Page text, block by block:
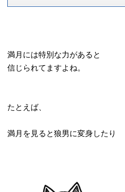
満月には特別な力があると
信じられてますよね。
たとえば、
満月を見ると狼男に変身したり